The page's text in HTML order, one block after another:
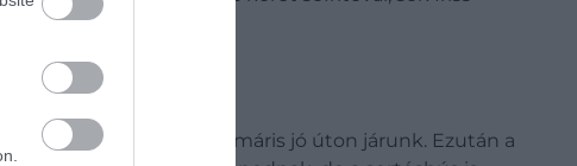
fűszerekkel, máris jó úton járunk. Ezután a